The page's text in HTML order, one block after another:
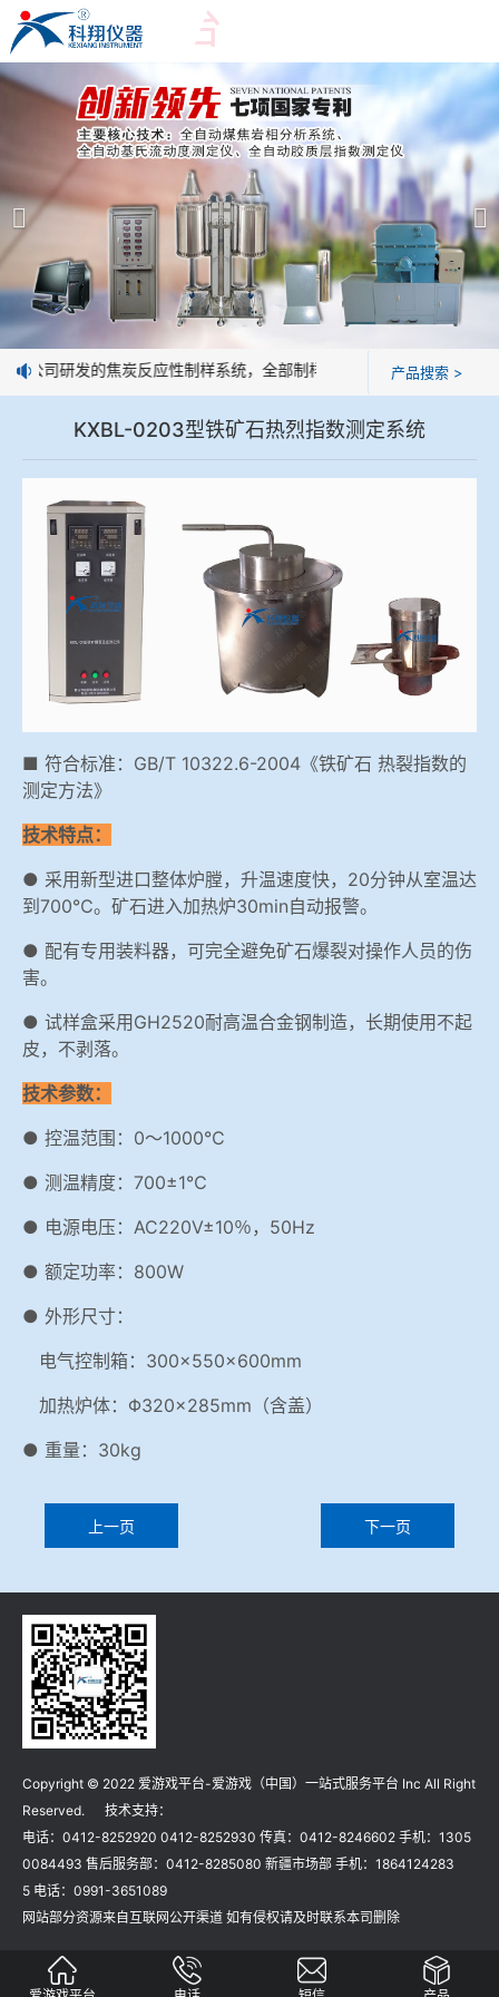
爱游戏平台
爱游戏平台
产品展示 ＞
爱游戏平台-爱游戏（中国）一站式服务平台
焦化行业检测及优化配煤设备
球团矿/烧结矿/块矿高温冶金性能检测系统
烧结/球团优化配矿研究设备
高炉配吹煤检测设备
冶金渣、保护渣等高温物性检测设备
冶金石灰活性度测定仪
矿石、焦炭物理检测及制样设备
公司简介
爱游戏平台
企业业绩
技术交流
视频观赏
标准下载
企业荣誉
爱游戏平台-爱游戏（中国）一站式服务平台
我公司研发的焦炭反应性制样系统，全部制样过程机械化操作，没有
产品搜索 >
KXBL-0203型铁矿石热烈指数测定系统
■ 符合标准：GB/T 10322.6-2004《铁矿石 热裂指数的
测定方法》
技术特点：
● 采用新型进口整体炉膛，升温速度快，20分钟从室温达
到700℃。矿石进入加热炉30min自动报警。
● 配有专用装料器，可完全避免矿石爆裂对操作人员的伤
害。
● 试样盒采用GH2520耐高温合金钢制造，长期使用不起
皮，不剥落。
技术参数：
● 控温范围：0～1000℃
● 测温精度：700±1℃
● 电源电压：AC220V±10％，50Hz
● 额定功率：800W
● 外形尺寸：
电气控制箱：300×550×600mm
加热炉体：Φ320×285mm（含盖）
● 重量：30kg
上一页 下一页
Copyright © 2022 爱游戏平台-爱游戏（中国）一站式服务平台 Inc All Right
Reserved. 技术支持：
电话：0412-8252920 0412-8252930 传真：0412-8246602 手机：1305
0084493 售后服务部：0412-8285080 新疆市场部 手机：1864124283
5 电话：0991-3651089
网站部分资源来自互联网公开渠道 如有侵权请及时联系本司删除